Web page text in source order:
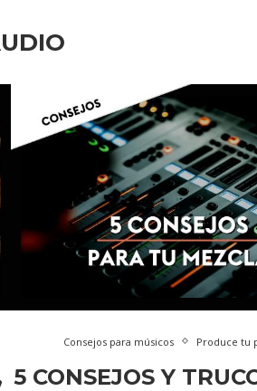
Consejos para músicos Produce tu
5 CONSEJOS Y